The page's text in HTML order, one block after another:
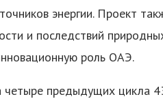
энергии. Проект
и последствий
роль ОАЭ.
четыре предыдущих цикла